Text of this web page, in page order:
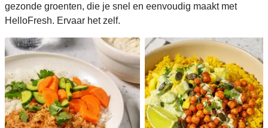
gezonde groenten, die je snel en eenvoudig maakt met
HelloFresh. Ervaar het zelf.